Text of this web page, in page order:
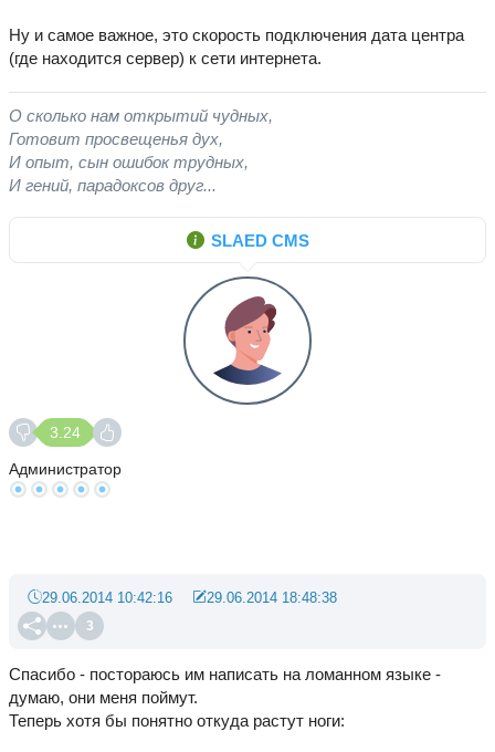
Ну и самое важное, это скорость подключения дата центра
(где находится сервер) к сети интернета.
О сколько нам открытий чудных,
Готовит просвещенья дух,
И опыт, сын ошибок трудных,
И гений, парадоксов друг...
SLAED CMS
3.24
Администратор
3
29.06.2014 10:42:16 29.06.2014 18:48:38
Спасибо - постораюсь им написать на ломанном языке -
думаю, они меня поймут.
Теперь хотя бы понятно откуда растут ноги: